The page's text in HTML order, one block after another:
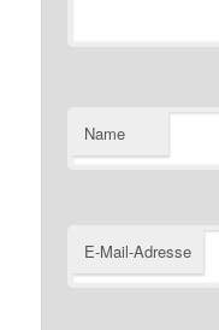
Name
E-Mail-Adresse